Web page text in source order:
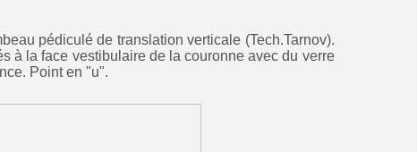
pédiculé de translation verticale (Tech.Tarnov).
à la face vestibulaire de la couronne avec du verre
Point en "u".